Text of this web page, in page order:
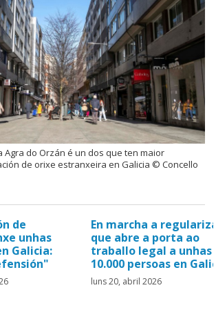
Agra do Orzán é un dos que ten maior
de orixe estranxeira en Galicia © Concello
Hemeroteca
de
unhas
Galicia:
En marcha a
que abre a porta ao
traballo legal a unhas
10.000 persoas en
luns 20, abril 2026